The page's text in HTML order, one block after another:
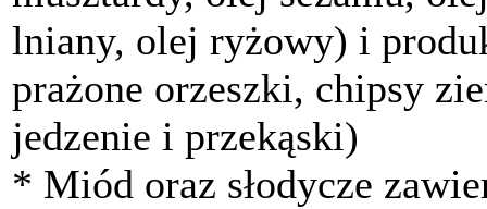
lniany, olej ryżowy) i
prażone orzeszki, chipsy
jedzenie i przekąski)
* Miód oraz słodycze